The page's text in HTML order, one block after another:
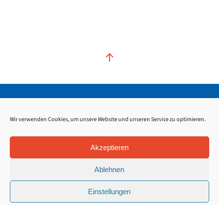
Wir verwenden Cookies, um unsere Website und unseren Service zu optimieren.
Akzeptieren
Ablehnen
Einstellungen